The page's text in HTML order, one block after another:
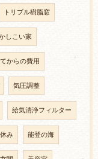
トリプル樹脂窓
しこい家
からの費用
気圧調整
給気清浄フィルター
み 能登の海